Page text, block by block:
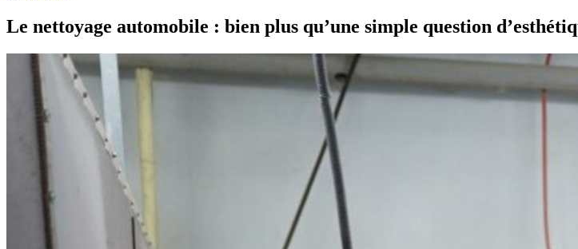
Le nettoyage automobile : bien plus qu’une simple question